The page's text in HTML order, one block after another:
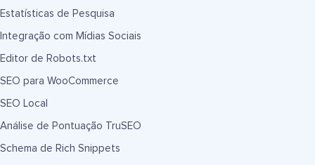
Estatísticas de Pesquisa
Integração com Mídias Sociais
Editor de Robots.txt
SEO para WooCommerce
SEO Local
Análise de Pontuação TruSEO
Schema de Rich Snippets